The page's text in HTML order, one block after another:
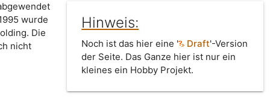
wurde
Die
nicht
Hinweis:
Noch ist das hier eine ' Draft'-Version
der Seite. Das Ganze hier ist nur ein
kleines ein Hobby Projekt.